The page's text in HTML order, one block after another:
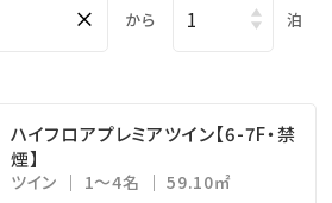
料） ⇒ 24時間営業（3階）
います。
× から 泊
ハイフロアプレミアツイン【6-7F・禁
煙】
ツイン 1～4名 59.10㎡